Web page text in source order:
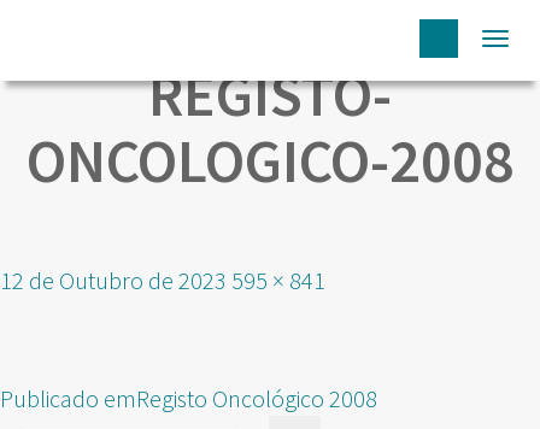
REGISTO-
ONCOLOGICO-2008
Publicado
12 de Outubro de 2023 Tamanho
595 × 841
NAVEGAÇÃO
Publicado emRegisto Oncológico 2008